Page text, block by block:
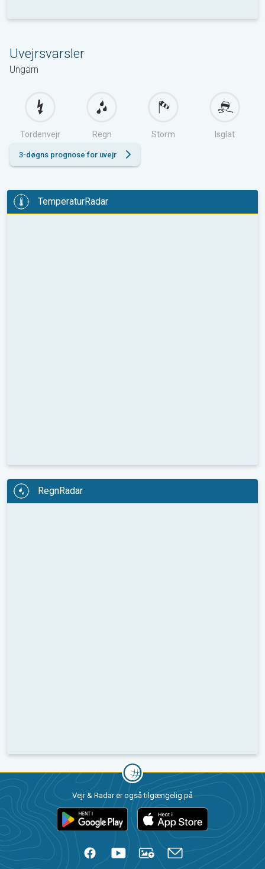
Uvejrsvarsler
Ungarn
Tordenvejr Regn Storm Isglat
3-døgns prognose for uvejr
TemperaturRadar
RegnRadar
Vejr & Radar er også tilgængelig på